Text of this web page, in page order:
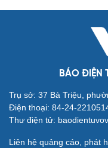
Cải chính
BÁO ĐIỆN
Trụ sở: 37 Bà Triệu,
Điện thoại: 84-24-
Thư điện tử:
Liên hệ quảng cáo, phát